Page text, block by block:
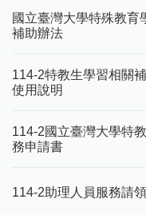
國立臺灣大學特殊教育
補助辦法
114-2特教生學習相關
使用說明
114-2國立臺灣大學特
務申請書
114-2助理人員服務請